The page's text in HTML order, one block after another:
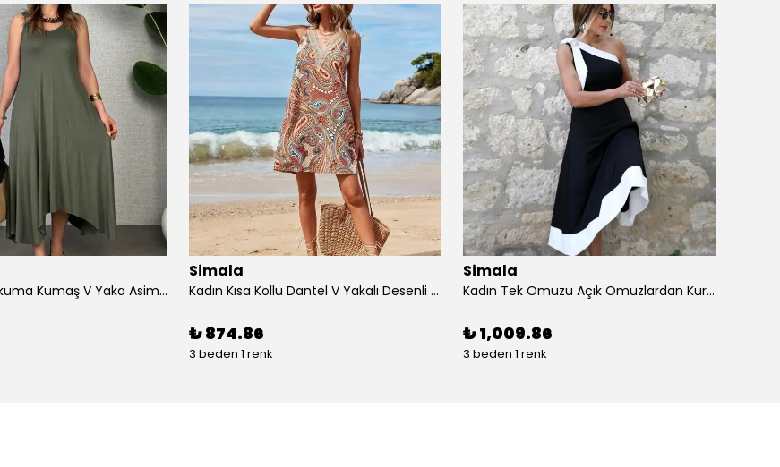
Kadın çan Dokuma Kumaş V Yaka Asimetrik Kesim Elbise
Simala
Kadın Kısa Kollu Dantel V Yakalı Desenli Süprem Elbise
₺ 874.86
3 beden 1 renk
Simala
Kadın Tek Omuzu Açık Omuzlardan Kurdela Detaylı çift Renkli Ithal Krep Elbise
₺ 1,009.86
3 beden 1 renk